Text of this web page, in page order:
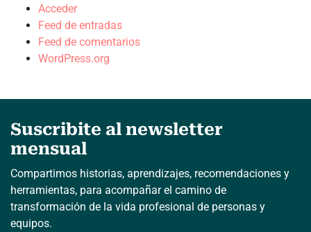
Acceder
Feed de entradas
Feed de comentarios
WordPress.org
Suscribite al newsletter
mensual
Compartimos historias, aprendizajes, recomendaciones y
herramientas, para acompañar el camino de
transformación de la vida profesional de personas y
equipos.